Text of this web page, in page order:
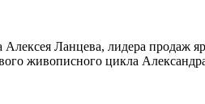
Алексея Ланцева, лидера продаж
живописного цикла